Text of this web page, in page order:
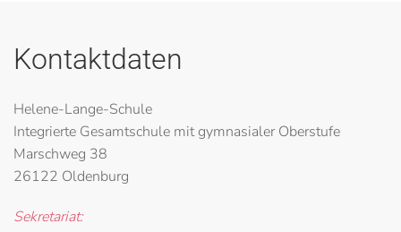
Kontaktdaten
Helene-Lange-Schule
Integrierte Gesamtschule mit gymnasialer Oberstufe
Marschweg 38
26122 Oldenburg
Sekretariat: